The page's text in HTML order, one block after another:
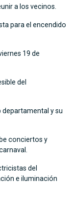
a los vecinos.
para el encendido
19 de
del
y su
conciertos y
del
e iluminación